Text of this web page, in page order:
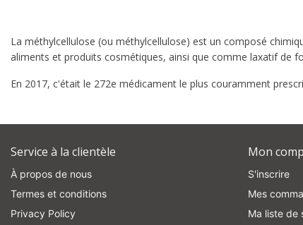
La méthylcellulose (ou méthylcellulose) est un composé
aliments et produits cosmétiques, ainsi que comme laxatif de
En 2017, c'était le 272e médicament le plus couramment
Service à la clientèle
À propos de nous
Termes et conditions
Privacy Policy
Mon
S'inscrire
Mes
Ma liste de